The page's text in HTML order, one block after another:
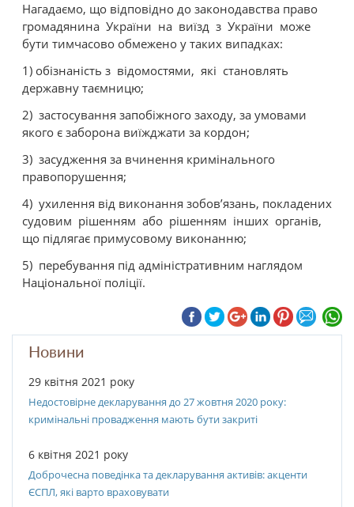
Новини
29 квітня 2021 року
Недостовірне декларування до 27 жовтня 2020 року:
кримінальні провадження мають бути закриті
6 квітня 2021 року
Доброчесна поведінка та декларування активів: акценти
ЄСПЛ, які варто враховувати
Нагадаємо, що відповідно до законодавства право
громадянина України на виїзд з України може
бути тимчасово обмежено у таких випадках:
1) обізнаність з відомостями, які становлять
державну таємницю;
2) застосування запобіжного заходу, за умовами
якого є заборона виїжджати за кордон;
3) засудження за вчинення кримінального
правопорушення;
4) ухилення від виконання зобов’язань, покладених
судовим рішенням або рішенням інших органів,
що підлягає примусовому виконанню;
5) перебування під адміністративним наглядом
Національної поліції.